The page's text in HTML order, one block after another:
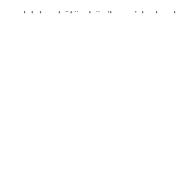
oldalon külön közik majd a